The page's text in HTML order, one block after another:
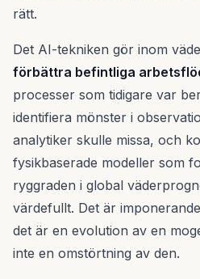
rätt.
Det AI-tekniken gör inom
förbättra befintliga
processer som tidigare var
identifiera mönster i
analytiker skulle missa, och
fysikbaserade modeller som
ryggraden i global
värdefullt. Det är
det är en evolution av en
inte en omstörtning av den.